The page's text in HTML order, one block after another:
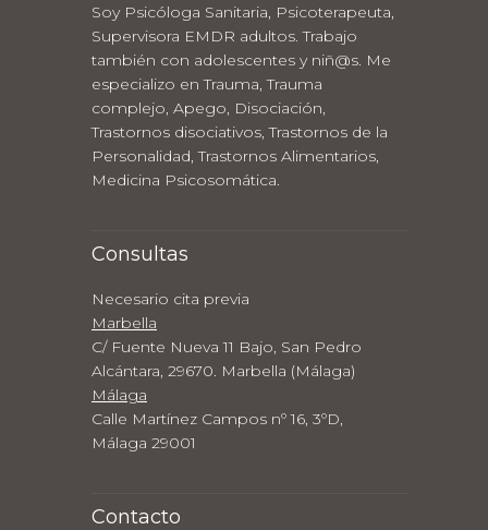
Soy Psicóloga Sanitaria, Psicoterapeuta,
Supervisora EMDR adultos. Trabajo
también con adolescentes y niñ@s. Me
especializo en Trauma, Trauma
complejo, Apego, Disociación,
Trastornos disociativos, Trastornos de la
Personalidad, Trastornos Alimentarios,
Medicina Psicosomática.
Consultas
Necesario cita previa
Marbella
C/ Fuente Nueva 11 Bajo, San Pedro
Alcántara, 29670. Marbella (Málaga)
Málaga
Calle Martínez Campos nº 16, 3ºD,
Málaga 29001
Contacto